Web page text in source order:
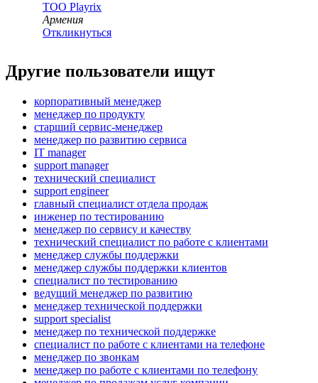
ТОО Playrix
Армения
Откликнуться
Другие пользователи ищут
корпоративный менеджер
менеджер по продукту
старший сервис-менеджер
менеджер по развитию сервиса
IT manager
support manager
технический специалист
support engineer
главный специалист отдела продаж
инженер по тестированию
менеджер по сервису и качеству
технический специалист по работе с клиентами
менеджер службы поддержки
менеджер службы поддержки клиентов
специалист по тестированию
ведущий менеджер по развитию
менеджер технической поддержки
support specialist
менеджер по технической поддержке
специалист по работе с клиентами на телефоне
менеджер по звонкам
менеджер по работе с клиентами по телефону